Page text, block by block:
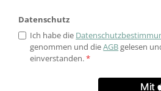
Datenschutz
Ich habe die
genommen und dieAGBgelesen
einverstanden.*